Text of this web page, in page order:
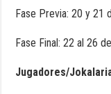
Fase Previa: 20 y 21
Fase Final: 22 al 26
Jugadores/